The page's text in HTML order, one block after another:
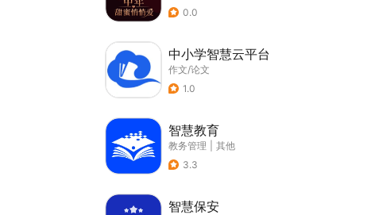
0.0
中小学智慧云平台
作文/论文
1.0
智慧教育
教务管理
其他
3.3
智慧保安